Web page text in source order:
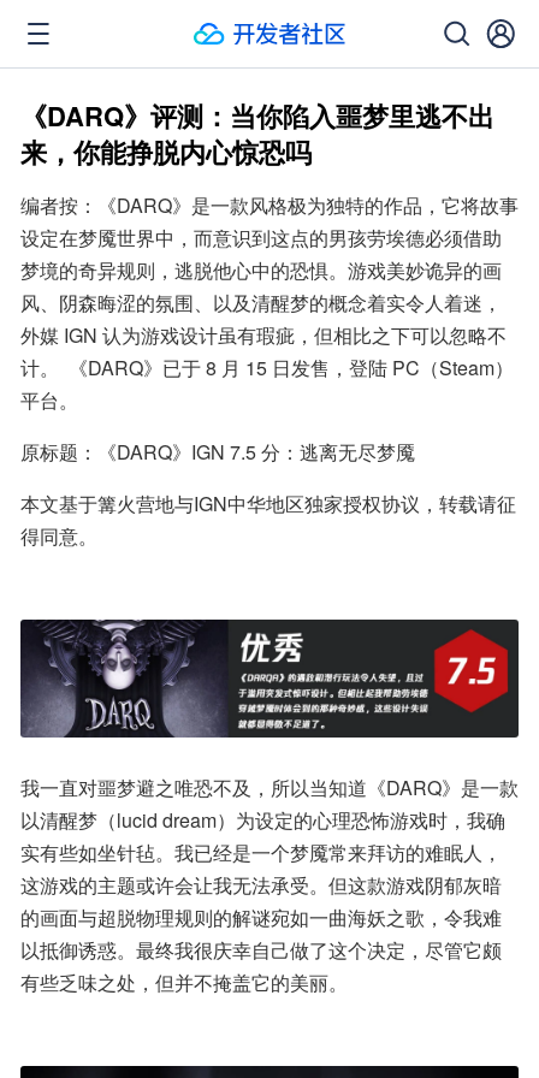
《DARQ》评测：当你陷入噩梦里逃不出
来，你能挣脱内心惊恐吗
编者按：《DARQ》是一款风格极为独特的作品，它将故事
设定在梦魇世界中，而意识到这点的男孩劳埃德必须借助
梦境的奇异规则，逃脱他心中的恐惧。游戏美妙诡异的画
风、阴森晦涩的氛围、以及清醒梦的概念着实令人着迷，
外媒 IGN 认为游戏设计虽有瑕疵，但相比之下可以忽略不
计。  《DARQ》已于 8 月 15 日发售，登陆 PC（Steam）
平台。
原标题：《DARQ》IGN 7.5 分：逃离无尽梦魇
本文基于篝火营地与IGN中华地区独家授权协议，转载请征
得同意。
我一直对噩梦避之唯恐不及，所以当知道《DARQ》是一款
以清醒梦（lucid dream）为设定的心理恐怖游戏时，我确
实有些如坐针毡。我已经是一个梦魇常来拜访的难眠人，
这游戏的主题或许会让我无法承受。但这款游戏阴郁灰暗
的画面与超脱物理规则的解谜宛如一曲海妖之歌，令我难
以抵御诱惑。最终我很庆幸自己做了这个决定，尽管它颇
有些乏味之处，但并不掩盖它的美丽。